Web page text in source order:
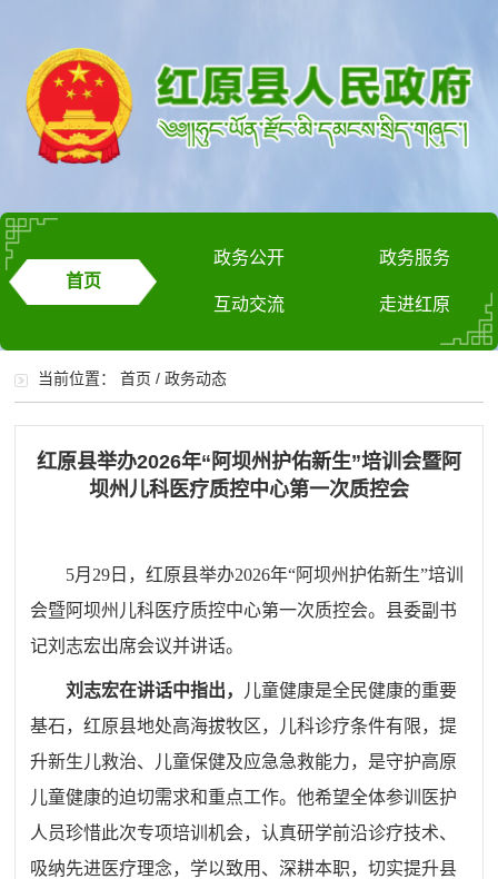
首页
政务公开 政务服务
互动交流 走进红原
当前位置：首页 /政务动态
红原县举办2026年“阿坝州护佑新生”培训会暨阿
坝州儿科医疗质控中心第一次质控会
5月29日，红原县举办2026年“阿坝州护佑新生”培训
会暨阿坝州儿科医疗质控中心第一次质控会。县委副书
记刘志宏出席会议并讲话。
刘志宏在讲话中指出，
儿童健康是全民健康的重要
基石，红原县地处高海拔牧区，儿科诊疗条件有限，提
升新生儿救治、儿童保健及应急急救能力，是守护高原
儿童健康的迫切需求和重点工作。他希望全体参训医护
人员珍惜此次专项培训机会，认真研学前沿诊疗技术、
吸纳先进医疗理念，学以致用、深耕本职，切实提升县